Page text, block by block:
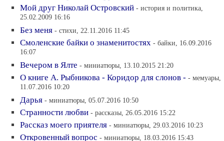
Мой друг Николай Островский - история и политика,
25.02.2009 16:16
Без меня - стихи, 22.11.2016 11:45
Смоленские байки о знаменитостях - байки, 16.09.2016
16:07
Вечером в Ялте - миниатюры, 13.10.2015 21:20
О книге А. Рыбникова - Коридор для слонов - - мемуары,
11.07.2016 10:20
Дарья - миниатюры, 05.07.2016 10:50
Странности любви - рассказы, 26.05.2016 15:22
Рассказ моего приятеля - миниатюры, 29.03.2016 10:23
Откровенный вопрос - миниатюры, 18.03.2016 15:43